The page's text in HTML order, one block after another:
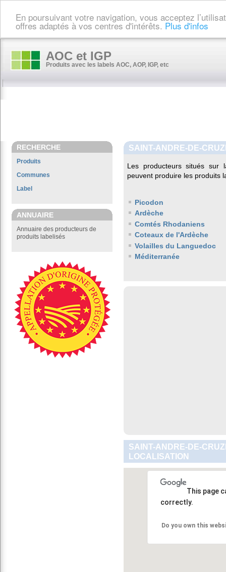
En poursuivant votre navigation, vous acceptez
offres adaptés à vos centres d'intérêts. Plus d'infos
AOC et IGP
Produits avec les labels AOC, AOP, IGP, etc
RECHERCHE
Produits
Communes
Label
ANNUAIRE
Annuaire des producteurs de
produits labelisés
SAINT-ANDRE-DE-
Les producteurs situés sur
peuvent produire les produits
Picodon
Ardèche
Comtés Rhodaniens
Coteaux de l'Ardèche
Volailles du Languedoc
Méditerranée
SAINT-ANDRE-DE-
LOCALISATION
This page
correctly.
Do you own this